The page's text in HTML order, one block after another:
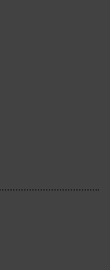
医療と政治、そ
はいかがでしょ
ません。
たものです